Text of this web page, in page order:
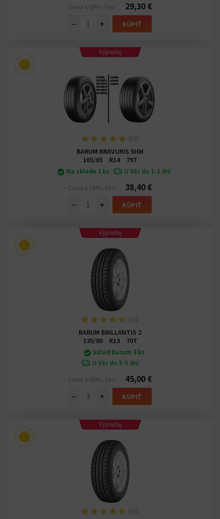
Cena s DPH /1ks
29,30 €
−
+ KÚPIŤ
Výpredaj
(57)
BARUM BRAVURIS 5HM
165/65 R14 79T
Na sklade 1 ks
U Vás do 1-2 dní
Cena s DPH /1ks
38,40 €
−
+ KÚPIŤ
Výpredaj
(26)
BARUM BRILLANTIS 2
135/80 R13 70T
Sklad Barum 3 ks
U Vás do 3-5 dní
Cena s DPH /1ks
45,00 €
−
+ KÚPIŤ
Výpredaj
(26)